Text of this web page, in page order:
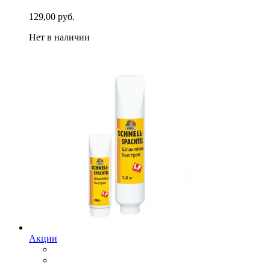
129,00 руб.
Нет в наличии
Акции